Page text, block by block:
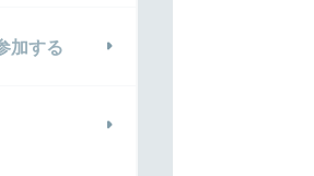
加する